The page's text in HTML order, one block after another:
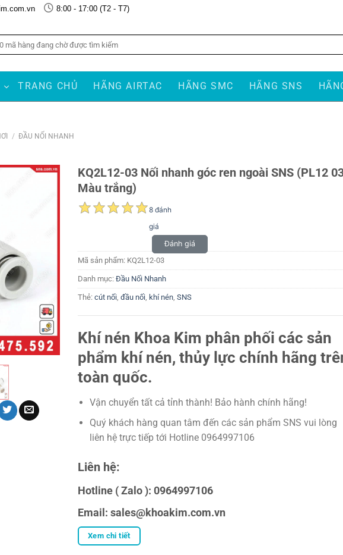
8:00 - 17:00 (T2 - T7)
TRANG CHỦ HÃNG AIRTAC HÃNG SMC HÃNG SNS
/ ĐẦU NỐI NHANH
KQ2L12-03 Nối nhanh góc ren ngoài SNS (PL12
Màu trắng)
8 đánh
giá
Đánh giá
Mã sản phẩm: KQ2L12-03
Danh mục: Đầu Nối Nhanh
Thẻ: cút nối, đầu nối, khí nén, SNS
Khí nén Khoa Kim phân phối các sản
phẩm khí nén, thủy lực chính hãng
toàn quốc.
Vận chuyển tất cả tỉnh thành! Bảo hành chính hãng!
Quý khách hàng quan tâm đến các sản phẩm SNS vui lòng
liên hệ trực tiếp tới Hotline 0964997106
Liên hệ:
Hotline ( Zalo ): 0964997106
Email: sales@khoakim.com.vn
Xem chi tiết